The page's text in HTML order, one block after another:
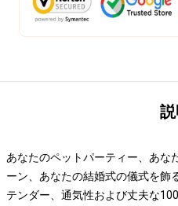
説
あなたのペットパーティー、あな
ーン、あなたの結婚式の儀式を飾
テンダー、通気性および丈夫な